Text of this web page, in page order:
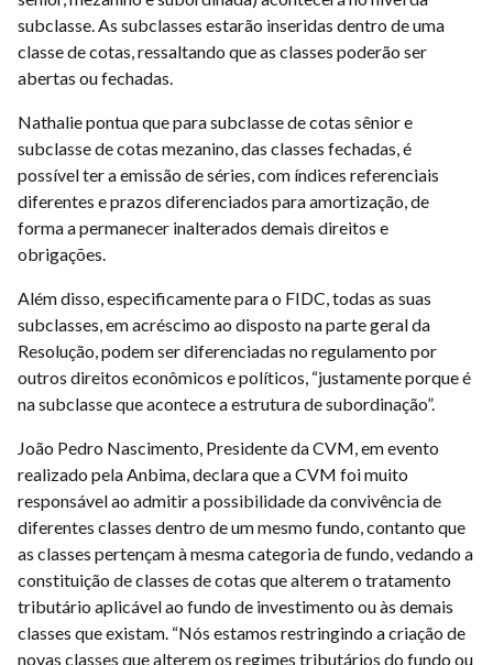
subclasse. As subclasses estarão inseridas dentro de uma
classe de cotas, ressaltando que as classes poderão ser
abertas ou fechadas.
Nathalie pontua que para subclasse de cotas sênior e
subclasse de cotas mezanino, das classes fechadas, é
possível ter a emissão de séries, com índices referenciais
diferentes e prazos diferenciados para amortização, de
forma a permanecer inalterados demais direitos e
obrigações.
Além disso, especificamente para o FIDC, todas as suas
subclasses, em acréscimo ao disposto na parte geral da
Resolução, podem ser diferenciadas no regulamento por
outros direitos econômicos e políticos, “justamente porque é
na subclasse que acontece a estrutura de subordinação”.
João Pedro Nascimento, Presidente da CVM, em evento
realizado pela Anbima, declara que a CVM foi muito
responsável ao admitir a possibilidade da convivência de
diferentes classes dentro de um mesmo fundo, contanto que
as classes pertençam à mesma categoria de fundo, vedando a
constituição de classes de cotas que alterem o tratamento
tributário aplicável ao fundo de investimento ou às demais
classes que existam. “Nós estamos restringindo a criação de
novas classes que alterem os regimes tributários do fundo ou